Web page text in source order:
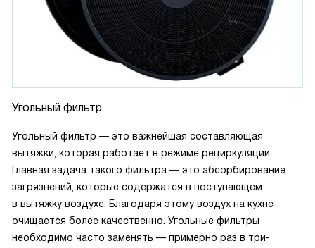
Угольный фильтр
Угольный фильтр — это важнейшая составляющая
вытяжки, которая работает в режиме рециркуляции.
Главная задача такого фильтра — это абсорбирование
загрязнений, которые содержатся в поступающем
в вытяжку воздухе. Благодаря этому воздух на кухне
очищается более качественно. Угольные фильтры
необходимо часто заменять — примерно раз в три-